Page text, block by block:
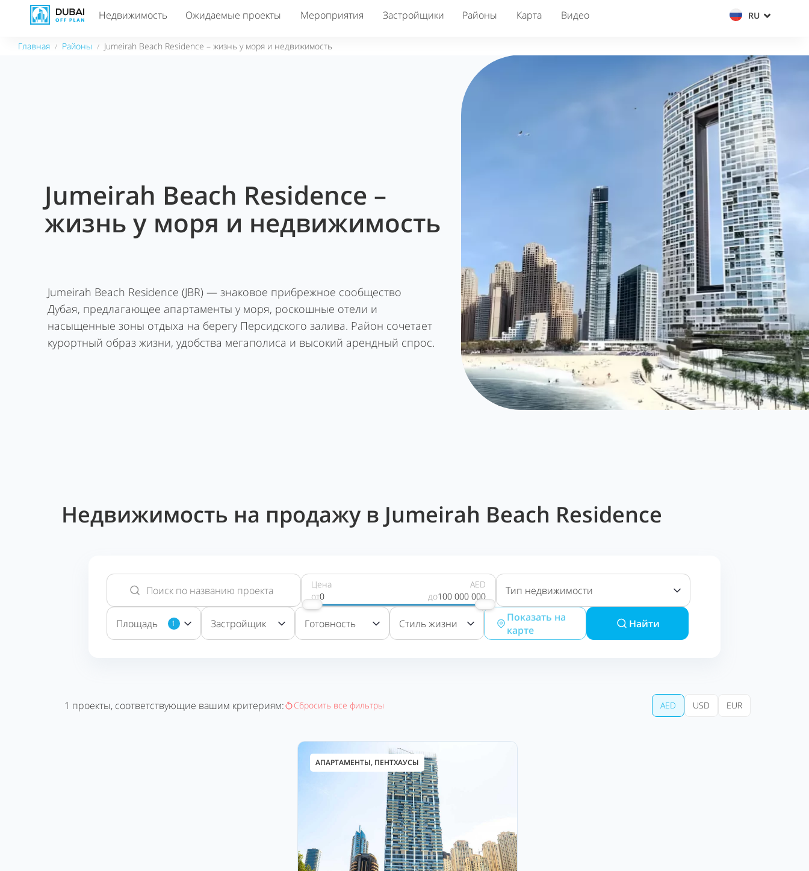
Главная / Районы / Jumeirah Beach Residence – жизнь у моря и недвижимость
Недвижимость Ожидаемые проекты Мероприятия Застройщики Районы Карта Видео RU
Jumeirah Beach Residence –
жизнь у моря и недвижимость
Jumeirah Beach Residence (JBR) — знаковое прибрежное сообщество
Дубая, предлагающее апартаменты у моря, роскошные отели и
насыщенные зоны отдыха на берегу Персидского залива. Район сочетает
курортный образ жизни, удобства мегаполиса и высокий арендный спрос.
Недвижимость на продажу в Jumeirah Beach Residence
Цена
от0
AED
до100 000 000 Тип недвижимости
Площадь 1 Застройщик Готовность Стиль жизни
Показать на
карте
Найти
1 проекты, соответствующие вашим критериям: Сбросить все фильтры AED USD EUR
АПАРТАМЕНТЫ, ПЕНТХАУСЫ